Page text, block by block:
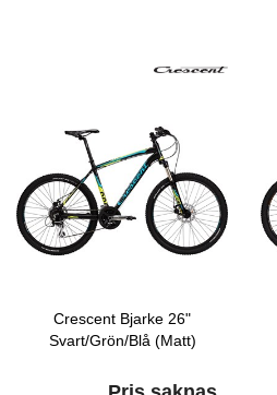
Crescent Bjarke 26"
Svart/Grön/Blå (Matt)